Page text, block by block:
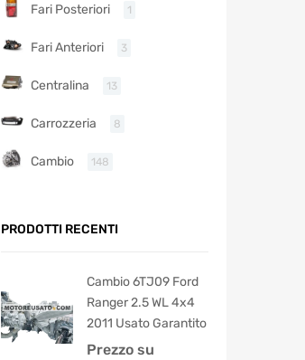
Fari Posteriori 1
Fari Anteriori 3
Centralina 13
Carrozzeria 8
Cambio 148
PRODOTTI RECENTI
Cambio 6TJ09 Ford
Ranger 2.5 WL 4x4
2011 Usato Garantito
Prezzo su